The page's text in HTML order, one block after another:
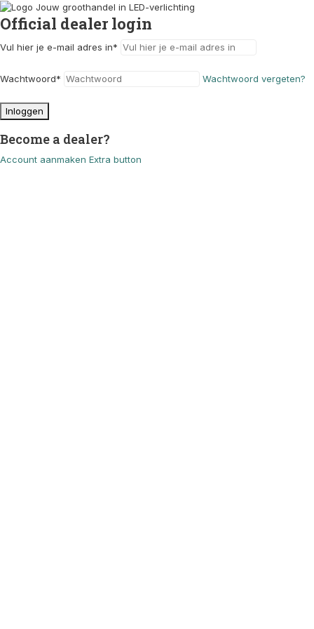
Official dealer login
Vul hier je e-mail adres in*
Wachtwoord* Wachtwoord vergeten?
Inloggen
Become a dealer?
Account aanmaken Extra button